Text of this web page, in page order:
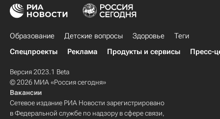
Образование Детские вопросы Здоровье
Теги
Спецпроекты
Реклама Продукты и сервисы Пресс-
Версия 2023.1 Beta
© 2026 МИА «Россия сегодня»
Вакансии
Сетевое издание РИА Новости зарегистрировано
в Федеральной службе по надзору в сфере связи,